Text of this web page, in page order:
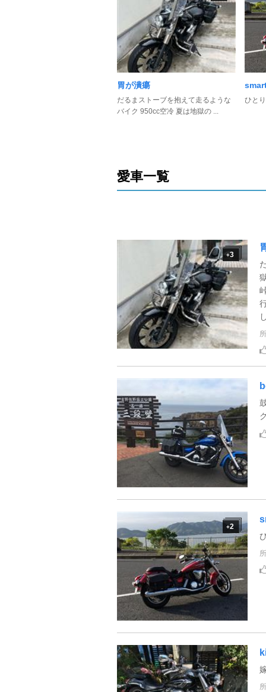
胃が潰瘍
だるまストーブを抱えて走るような
バイク 950cc空冷 夏は地獄の ...
ひと
愛車一覧
+3
+2